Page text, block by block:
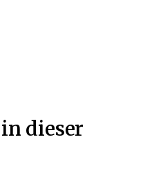
dieser